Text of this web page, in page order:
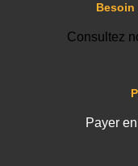
Payer
Besoin
Consultez